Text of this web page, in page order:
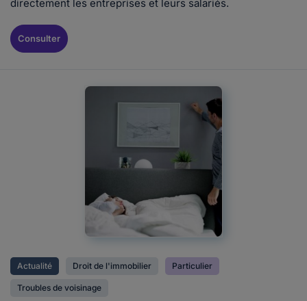
directement les entreprises et leurs salariés.
Consulter
Actualité Droit de l'immobilier Particulier
Troubles de voisinage